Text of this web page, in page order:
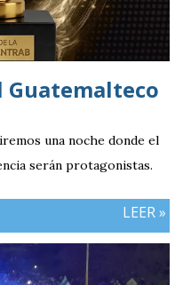
Guatemalteco
una noche donde el
serán protagonistas.
LEER »